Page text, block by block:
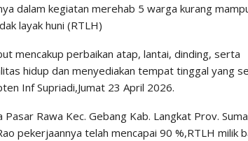
dalam kegiatan merehab 5 warga kurang
layak huni (RTLH)
mencakup perbaikan atap, lantai, dinding, serta
hidup dan menyediakan tempat tinggal yang
Inf Supriadi,Jumat 23 April 2026.
Rawa Kec. Gebang Kab. Langkat Prov.
pekerjaannya telah mencapai 90 %,RTLH milik